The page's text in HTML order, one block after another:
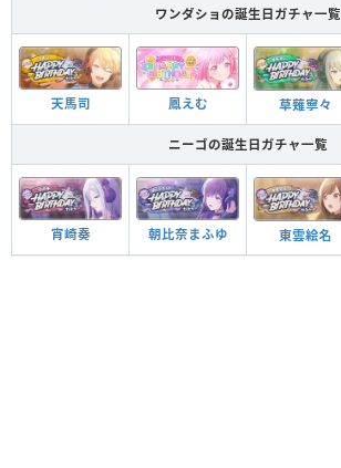
ワンダショの誕生日ガチャ一覧
天馬司 鳳えむ 草薙寧々
ニーゴの誕生日ガチャ一覧
宵崎奏 朝比奈まふゆ 東雲絵名